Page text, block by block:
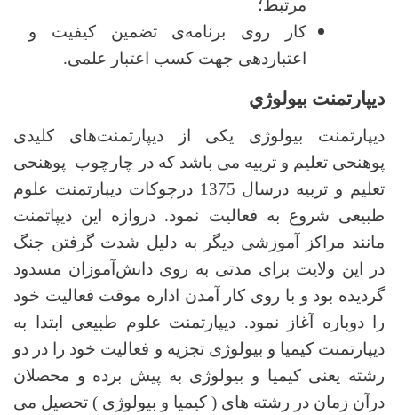
مرتبط؛
کار روی برنامه‌ی تضمین کیفیت و
اعتباردهی جهت کسب اعتبار علمی.
دیپارتمنت بیولوژي
دیپارتمنت بیولوژی یکی از دیپارتمنت‌های کلیدی
پوهنحی تعلیم و تربیه می باشد که در چارچوب پوهنحی
تعلیم و تربیه
درسال 1375 درچوکات دیپارتمنت علوم
طبیعی شروع به فعالیت نمود. دروازه این دیپاتمنت
مانند مراکز آموزشی دیگر به دلیل شدت گرفتن جنگ
در این ولایت برای مدتی به روی دانش‌آموزان مسدود
گردیده بود و با روی کار آمدن اداره موقت فعالیت خود
را دوباره آغاز نمود. دیپارتمنت علوم طبیعی ابتدا به
دیپارتمنت کیمیا و بیولوژی تجزیه و فعالیت خود را در دو
رشته یعنی کیمیا و بیولوژی به پیش برده و محصلان
درآن زمان در رشته های ( کیمیا و بیولوژی ) تحصیل می